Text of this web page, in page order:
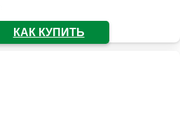
КАК КУПИТЬ